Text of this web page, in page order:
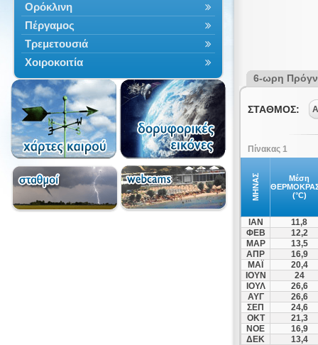
Ορόκλινη
Πέργαμος
Τρεμετουσιά
Χοιροκοιτία
6-ωρη
ΣΤΑΘΜΟΣ:
Πίνακας 1
ΜΗΝΑΣ
Μέση
(°C)
ΙΑΝ
11,8
ΦΕΒ
12,2
ΜΑΡ
13,5
ΑΠΡ
16,9
ΜΑΪ
20,4
ΙΟΥΝ
24
ΙΟΥΛ
26,6
ΑΥΓ
26,6
ΣΕΠ
24,6
ΟΚΤ
21,3
ΝΟΕ
16,9
ΔΕΚ
13,4